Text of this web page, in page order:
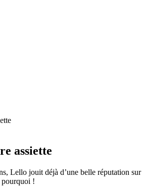
assiette
Lello jouit déjà d’une belle réputation sur
!